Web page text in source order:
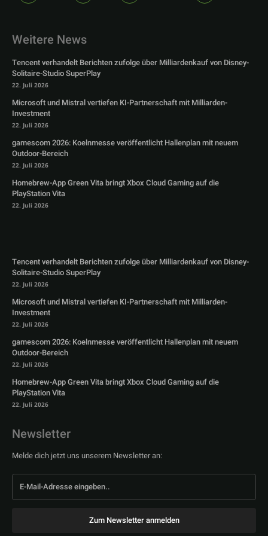
Weitere News
Tencent verhandelt Berichten zufolge über Milliardenkauf von Disney-
Solitaire-Studio SuperPlay
22. Juli 2026
Microsoft und Mistral vertiefen KI-Partnerschaft mit Milliarden-
Investment
22. Juli 2026
gamescom 2026: Koelnmesse veröffentlicht Hallenplan mit neuem
Outdoor-Bereich
22. Juli 2026
Homebrew-App Green Vita bringt Xbox Cloud Gaming auf die
PlayStation Vita
22. Juli 2026
Tencent verhandelt Berichten zufolge über Milliardenkauf von Disney-
Solitaire-Studio SuperPlay
22. Juli 2026
Microsoft und Mistral vertiefen KI-Partnerschaft mit Milliarden-
Investment
22. Juli 2026
gamescom 2026: Koelnmesse veröffentlicht Hallenplan mit neuem
Outdoor-Bereich
22. Juli 2026
Homebrew-App Green Vita bringt Xbox Cloud Gaming auf die
PlayStation Vita
22. Juli 2026
Newsletter
Melde dich jetzt uns unserem Newsletter an:
Zum Newsletter anmelden